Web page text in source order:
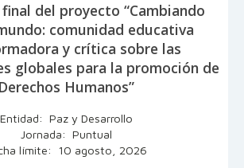
del proyecto “Cambiando
comunidad educativa
y crítica sobre las
globales para la promoción de
Derechos Humanos”
Entidad: Paz y Desarrollo
Jornada: Puntual
límite: 10 agosto, 2026